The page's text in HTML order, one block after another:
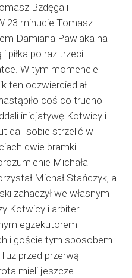
Bzdęga i
23 minucie Tomasz
Damiana Pawlaka na
piłka po raz trzeci
W tym momencie
ten odzwierciedlał
coś co trudno
inicjatywę Kotwicy i
dali sobie strzelić w
dwie bramki.
Michała
Michał Stańczyk, a
zahaczył we własnym
Kotwicy i arbiter
egzekutorem
i goście tym sposobem
przed przerwą
mieli jeszcze